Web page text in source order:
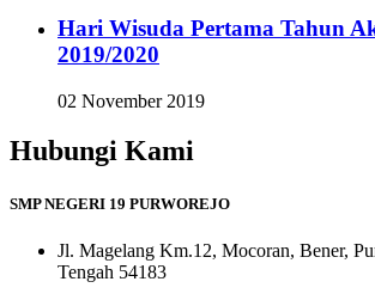
Hari Wisuda Pertama Tahun
2019/2020
02 November 2019
Hubungi Kami
SMP NEGERI 19 PURWOREJO
Jl. Magelang Km.12, Mocoran, Bener,
Tengah 54183